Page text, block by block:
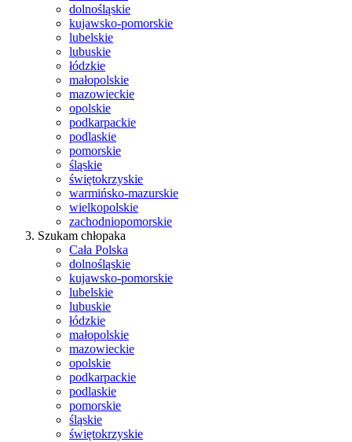
dolnośląskie
kujawsko-pomorskie
lubelskie
lubuskie
łódzkie
małopolskie
mazowieckie
opolskie
podkarpackie
podlaskie
pomorskie
śląskie
świętokrzyskie
warmińsko-mazurskie
wielkopolskie
zachodniopomorskie
Szukam chłopaka
Cała Polska
dolnośląskie
kujawsko-pomorskie
lubelskie
lubuskie
łódzkie
małopolskie
mazowieckie
opolskie
podkarpackie
podlaskie
pomorskie
śląskie
świętokrzyskie